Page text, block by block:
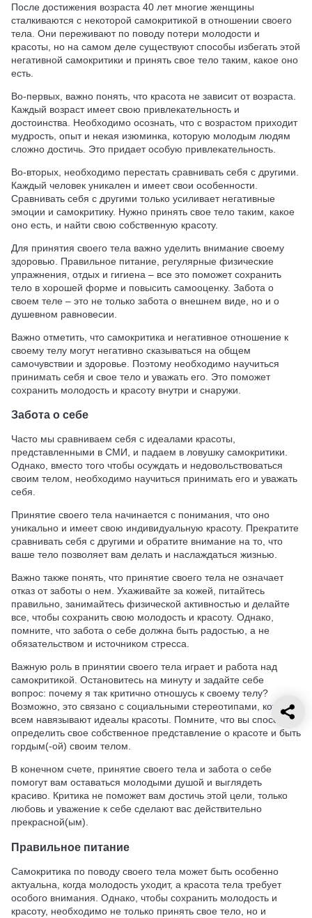
После достижения возраста 40 лет многие женщины
сталкиваются с некоторой самокритикой в отношении своего
тела. Они переживают по поводу потери молодости и
красоты, но на самом деле существуют способы избегать этой
негативной самокритики и принять свое тело таким, какое оно
есть.
Во-первых, важно понять, что красота не зависит от возраста.
Каждый возраст имеет свою привлекательность и
достоинства. Необходимо осознать, что с возрастом приходит
мудрость, опыт и некая изюминка, которую молодым людям
сложно достичь. Это придает особую привлекательность.
Во-вторых, необходимо перестать сравнивать себя с другими.
Каждый человек уникален и имеет свои особенности.
Сравнивать себя с другими только усиливает негативные
эмоции и самокритику. Нужно принять свое тело таким, какое
оно есть, и найти свою собственную красоту.
Для принятия своего тела важно уделить внимание своему
здоровью. Правильное питание, регулярные физические
упражнения, отдых и гигиена – все это поможет сохранить
тело в хорошей форме и повысить самооценку. Забота о
своем теле – это не только забота о внешнем виде, но и о
душевном равновесии.
Важно отметить, что самокритика и негативное отношение к
своему телу могут негативно сказываться на общем
самочувствии и здоровье. Поэтому необходимо научиться
принимать себя и свое тело и уважать его. Это поможет
сохранить молодость и красоту внутри и снаружи.
Забота о себе
Часто мы сравниваем себя с идеалами красоты,
представленными в СМИ, и падаем в ловушку самокритики.
Однако, вместо того чтобы осуждать и недовольствоваться
своим телом, необходимо научиться принимать его и уважать
себя.
Принятие своего тела начинается с понимания, что оно
уникально и имеет свою индивидуальную красоту. Прекратите
сравнивать себя с другими и обратите внимание на то, что
ваше тело позволяет вам делать и наслаждаться жизнью.
Важно также понять, что принятие своего тела не означает
отказ от заботы о нем. Ухаживайте за кожей, питайтесь
правильно, занимайтесь физической активностью и делайте
все, чтобы сохранить свою молодость и красоту. Однако,
помните, что забота о себе должна быть радостью, а не
обязательством и источником стресса.
Важную роль в принятии своего тела играет и работа над
самокритикой. Остановитесь на минуту и задайте себе
вопрос: почему я так критично отношусь к своему телу?
Возможно, это связано с социальными стереотипами, которые
всем навязывают идеалы красоты. Помните, что вы способны
определить свое собственное представление о красоте и быть
гордым(-ой) своим телом.
В конечном счете, принятие своего тела и забота о себе
помогут вам оставаться молодыми душой и выглядеть
красиво. Критика не поможет вам достичь этой цели, только
любовь и уважение к себе сделают вас действительно
прекрасной(ым).
Правильное питание
Самокритика по поводу своего тела может быть особенно
актуальна, когда молодость уходит, а красота тела требует
особого внимания. Однако, чтобы сохранить молодость и
красоту, необходимо не только принять свое тело, но и